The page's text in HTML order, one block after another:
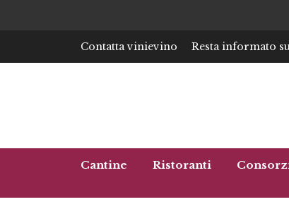
Contatta vinievino Resta informato
Cantine Ristoranti